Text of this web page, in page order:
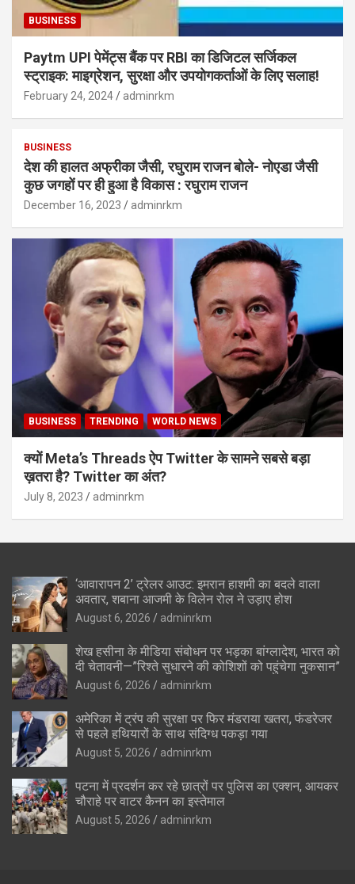
BUSINESS
Paytm UPI पेमेंट्स बैंक पर RBI का डिजिटल सर्जिकल
स्ट्राइक: माइग्रेशन, सुरक्षा और उपयोगकर्ताओं के लिए सलाह!
February 24, 2024 adminrkm
BUSINESS
देश की हालत अफ्रीका जैसी, रघुराम राजन बोले- नोएडा जैसी
कुछ जगहों पर ही हुआ है विकास : रघुराम राजन
December 16, 2023 adminrkm
BUSINESS TRENDING WORLD NEWS
क्यों Meta’s Threads ऐप Twitter के सामने सबसे बड़ा
ख़तरा है? Twitter का अंत?
July 8, 2023 adminrkm
‘आवारापन 2’ ट्रेलर आउट: इमरान हाशमी का बदले वाला
अवतार, शबाना आजमी के विलेन रोल ने उड़ाए होश
August 6, 2026 adminrkm
शेख हसीना के मीडिया संबोधन पर भड़का बांग्लादेश, भारत को
दी चेतावनी—”रिश्ते सुधारने की कोशिशों को पहुंचेगा नुकसान”
August 6, 2026 adminrkm
अमेरिका में ट्रंप की सुरक्षा पर फिर मंडराया खतरा, फंडरेजर
से पहले हथियारों के साथ संदिग्ध पकड़ा गया
August 5, 2026 adminrkm
पटना में प्रदर्शन कर रहे छात्रों पर पुलिस का एक्शन, आयकर
चौराहे पर वाटर कैनन का इस्तेमाल
August 5, 2026 adminrkm